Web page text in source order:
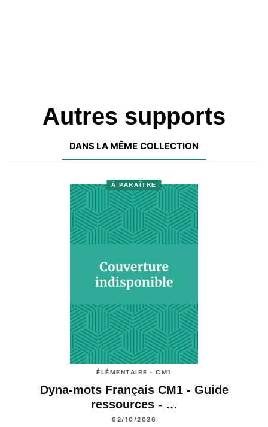
Autres supports
DANS LA MÊME COLLECTION
À PARAÎTRE
ÉLÉMENTAIRE - CM1
Dyna-mots Français CM1 - Guide
ressources - …
02/10/2026